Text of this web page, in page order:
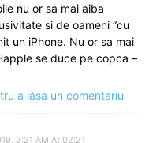
nu or sa mai aiba
si de oameni “cu
un iPhone. Nu or sa mai
se duce pe copca –
a lăsa un comentariu
2:21 AM At 02:21